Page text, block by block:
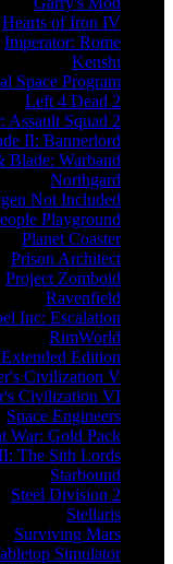
Hearts of Iron IV
Imperator: Rome
Kenshi
Space Program
Left 4 Dead 2
Assault Squad 2
II: Bannerlord
Blade: Warband
Northgard
Not Included
Playground
Planet Coaster
Prison Architect
Project Zomboid
Ravenfield
Inc: Escalation
RimWorld
Edition
Civilization V
Civilization VI
Space Engineers
War: Gold Pack
The Sith Lords
Starbound
Steel Division 2
Stellaris
Surviving Mars
Simulator